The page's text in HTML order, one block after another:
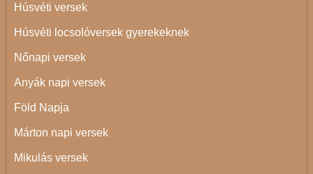
Húsvéti versek
Húsvéti locsolóversek gyerekeknek
Nőnapi versek
Anyák napi versek
Föld Napja
Márton napi versek
Mikulás versek